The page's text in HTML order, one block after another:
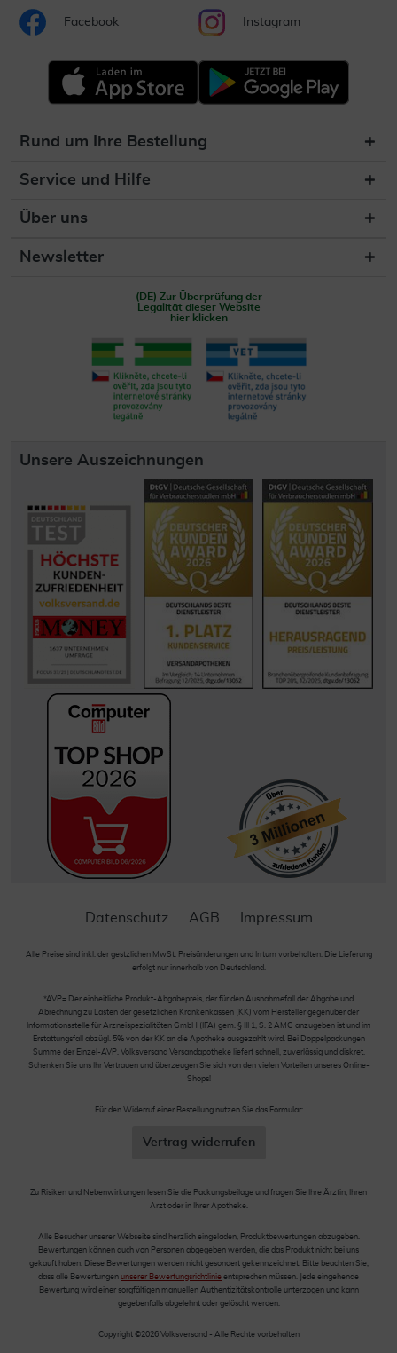
Facebook Instagram
Rund um Ihre Bestellung
Service und Hilfe
Über uns
Newsletter
(DE) Zur Überprüfung der
Legalität dieser Website
hier klicken
Unsere Auszeichnungen
Datenschutz AGB Impressum
Alle Preise sind inkl. der gestzlichen MwSt. Preisänderungen und Irrtum vorbehalten. Die Lieferung
erfolgt nur innerhalb von Deutschland.
*AVP= Der einheitliche Produkt-Abgabepreis, der für den Ausnahmefall der Abgabe und
Abrechnung zu Lasten der gesetzlichen Krankenkassen (KK) vom Hersteller gegenüber der
Informationsstelle für Arzneispezialitäten GmbH (IFA) gem. § III 1, S. 2 AMG anzugeben ist und im
Erstattungsfall abzügl. 5% von der KK an die Apotheke ausgezahlt wird. Bei Doppelpackungen
Summe der Einzel-AVP. Volksversand Versandapotheke liefert schnell, zuverlässig und diskret.
Schenken Sie uns Ihr Vertrauen und überzeugen Sie sich von den vielen Vorteilen unseres Online-
Shops!
Für den Widerruf einer Bestellung nutzen Sie das Formular:
Vertrag widerrufen
Zu Risiken und Nebenwirkungen lesen Sie die Packungsbeilage und fragen Sie Ihre Ärztin, Ihren
Arzt oder in Ihrer Apotheke.
Alle Besucher unserer Webseite sind herzlich eingeladen, Produktbewertungen abzugeben.
Bewertungen können auch von Personen abgegeben werden, die das Produkt nicht bei uns
gekauft haben. Diese Bewertungen werden nicht gesondert gekennzeichnet. Bitte beachten Sie,
dass alle Bewertungen unserer Bewertungsrichtlinie entsprechen müssen. Jede eingehende
Bewertung wird einer sorgfältigen manuellen Authentizitätskontrolle unterzogen und kann
gegebenfalls abgelehnt oder gelöscht werden.
Copyright ©2026 Volksversand - Alle Rechte vorbehalten